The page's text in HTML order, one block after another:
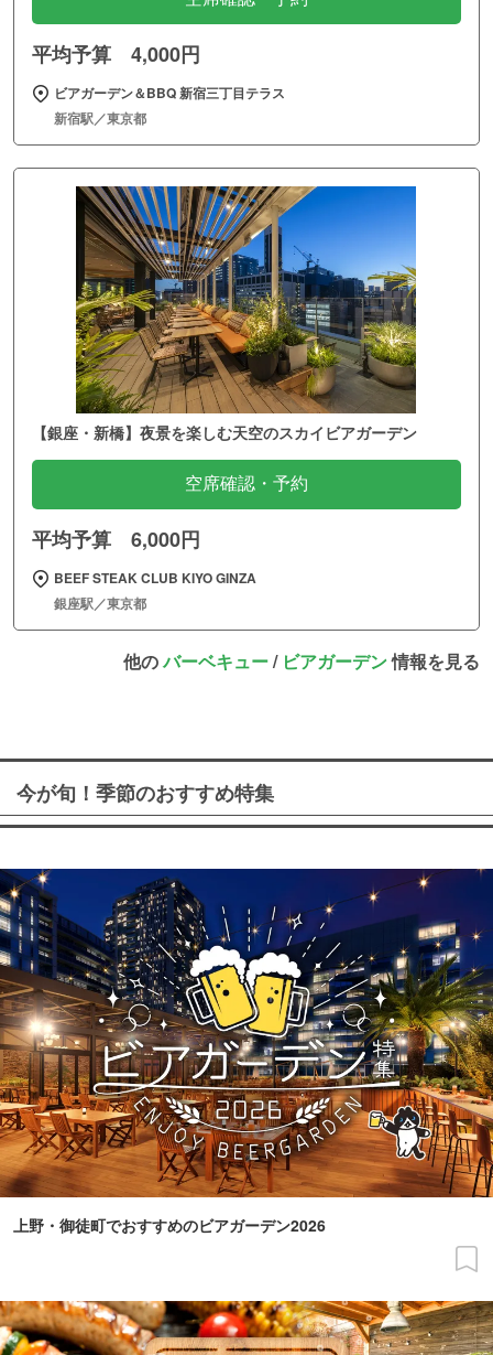
平均予算 4,000円
ビアガーデン＆BBQ 新宿三丁目テラス
新宿駅／東京都
【銀座・新橋】夜景を楽しむ天空のスカイビアガーデン
空席確認・予約
平均予算 6,000円
BEEF STEAK CLUB KIYO GINZA
銀座駅／東京都
他のバーベキュー/ ビアガーデン情報を見る
今が旬！季節のおすすめ特集
上野・御徒町でおすすめのビアガーデン2026